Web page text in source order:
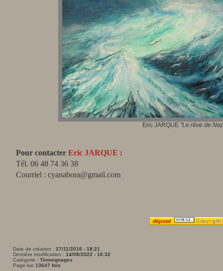
Eric JARQUE "Le rêve de
Pour contacter Eric JARQUE :
Tél. 06 48 74 36 38
Courriel : cyanabora@gmail.com
Date de création : 27/11/2016 - 18:21
Dernière modification : 14/08/2022 - 16:32
Catégorie : Témoignages
Page lue 13647 fois